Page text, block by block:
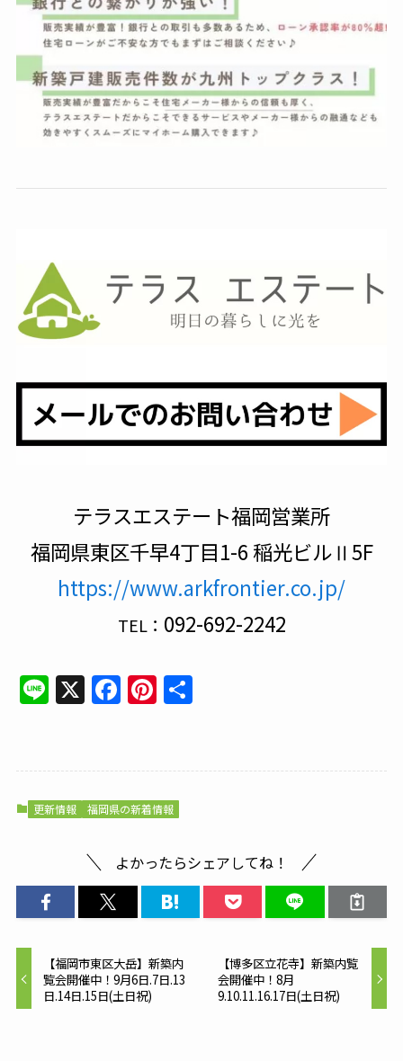
テラスエステート福岡営業所
福岡県東区千早4丁目1-6 稲光ビルⅡ5F
https://www.arkfrontier.co.jp/
TEL： 092-692-2242
Line
X Facebook
Pinterest
共
更新情報 福岡県の新着情報
よかったらシェアしてね！
【福岡市東区大岳】新築内
覧会開催中！9月6日.7日.13
日.14日.15日(土日祝)
【博多区立花寺】新築内覧
会開催中！8月
9.10.11.16.17日(土日祝)